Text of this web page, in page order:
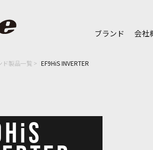
ブランド 会社
ド製品一覧 EF9HiS INVERTER